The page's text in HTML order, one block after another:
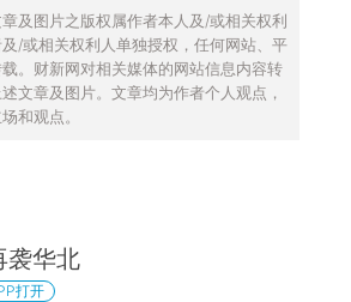
及图片之版权属作者本人及/或相关权利
/或相关权利人单独授权，任何网站、平
。财新网对相关媒体的网站信息内容转
文章及图片。文章均为作者个人观点，
和观点。
袭华北
打开